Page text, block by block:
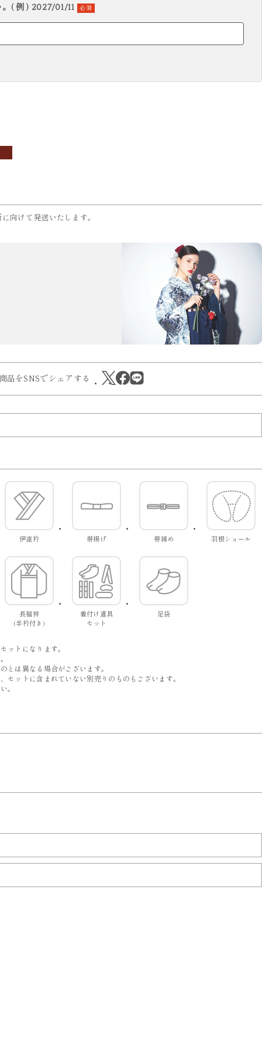
( 例 ) 2027/01/11 必須
向けて発送いたします。
品をSNSでシェアする
伊達衿 帯揚げ 帯締め 羽根ショール
長襦袢
(半衿付き)
着付け道具
セット
足袋
ットになります。
とは異なる場合がございます。
セットに含まれていない別売りのものもございます。
。